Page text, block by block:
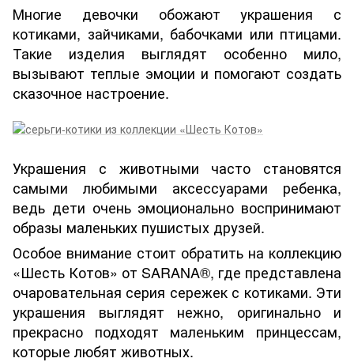
Многие девочки обожают украшения с
котиками, зайчиками, бабочками или птицами.
Такие изделия выглядят особенно мило,
вызывают теплые эмоции и помогают создать
сказочное настроение.
Украшения с животными часто становятся
самыми любимыми аксессуарами ребенка,
ведь дети очень эмоционально воспринимают
образы маленьких пушистых друзей.
Особое внимание стоит обратить на коллекцию
«Шесть Котов» от SARANA®, где представлена
очаровательная серия сережек с котиками. Эти
украшения выглядят нежно, оригинально и
прекрасно подходят маленьким принцессам,
которые любят животных.